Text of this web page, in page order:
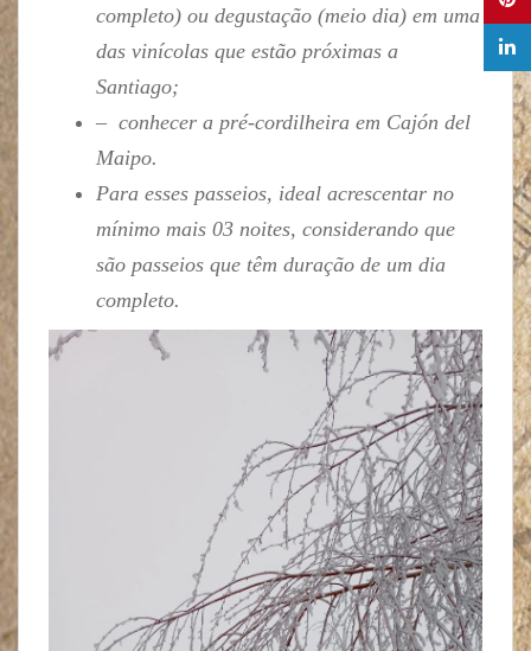
completo) ou degustação (meio dia) em uma
das vinícolas que estão próximas a
Santiago;
– conhecer a pré-cordilheira em Cajón del
Maipo.
Para esses passeios, ideal acrescentar no
mínimo mais 03 noites, considerando que
são passeios que têm duração de um dia
completo.